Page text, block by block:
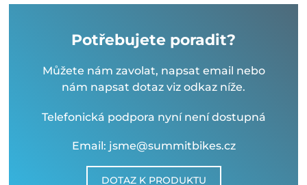
Potřebujete poradit?
Můžete nám zavolat, napsat email nebo
nám napsat dotaz viz odkaz níže.
Telefonická podpora nyní není dostupná
Email: jsme@summitbikes.cz
DOTAZ K PRODUKTU